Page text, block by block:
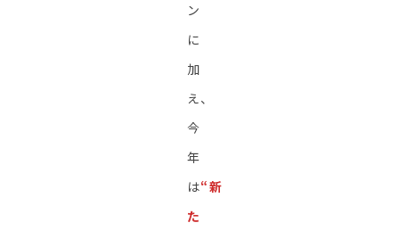
ン
に
加
え、
今
年
は“新
た